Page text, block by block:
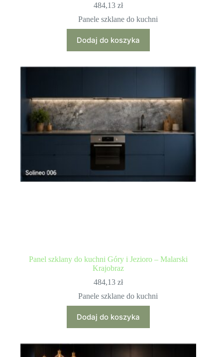
484,13 zł
Panele szklane do kuchni
Dodaj do koszyka
Panel szklany do kuchni Góry i Jezioro – Malarski
Krajobraz
484,13 zł
Panele szklane do kuchni
Dodaj do koszyka